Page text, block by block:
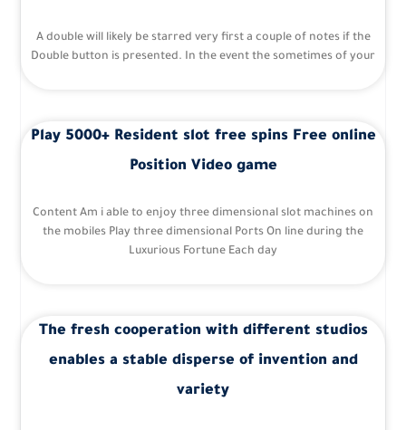
A double will likely be starred very first a couple of notes if the
Double button is presented. In the event the sometimes of your
Play 5000+ Resident slot free spins Free online
Position Video game
Content Am i able to enjoy three dimensional slot machines on
the mobiles Play three dimensional Ports On line during the
Luxurious Fortune Each day
The fresh cooperation with different studios
enables a stable disperse of invention and
variety